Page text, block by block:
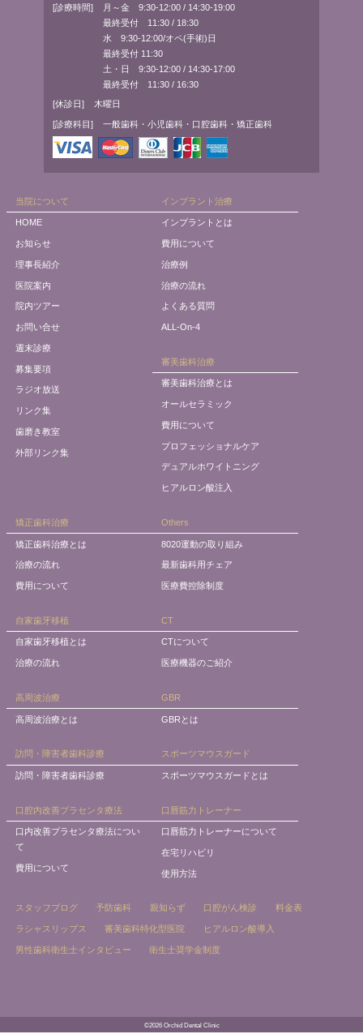
[診療時間]
月～金 9:30-12:00 / 14:30-19:00
最終受付 11:30 / 18:30
水 9:30-12:00/オペ(手術)日
最終受付 11:30
土・日 9:30-12:00 / 14:30-17:00
最終受付 11:30 / 16:30
[休診日] 木曜日
[診療科目] 一般歯科・小児歯科・口腔歯科・矯正歯科
当院について
HOME
お知らせ
理事長紹介
医院案内
院内ツアー
お問い合せ
週末診療
募集要項
ラジオ放送
リンク集
歯磨き教室
外部リンク集
インプラント治療
インプラントとは
費用について
治療例
治療の流れ
よくある質問
ALL-On-4
審美歯科治療
審美歯科治療とは
オールセラミック
費用について
プロフェッショナルケア
デュアルホワイトニング
ヒアルロン酸注入
矯正歯科治療
矯正歯科治療とは
治療の流れ
費用について
Others
8020運動の取り組み
最新歯科用チェア
医療費控除制度
自家歯牙移植
自家歯牙移植とは
治療の流れ
CT
CTについて
医療機器のご紹介
高周波治療
高周波治療とは
GBR
GBRとは
訪問・障害者歯科診療
訪問・障害者歯科診療
スポーツマウスガード
スポーツマウスガードとは
口腔内改善プラセンタ療法
口内改善プラセンタ療法につい
て
費用について
口唇筋力トレーナー
口唇筋力トレーナーについて
在宅リハビリ
使用方法
スタッフブログ 予防歯科 親知らず 口腔がん検診 料金表
ラシャスリップス 審美歯科特化型医院 ヒアルロン酸導入
男性歯科衛生士インタビュー 衛生士奨学金制度
©2026 Orchid Dental Clinic